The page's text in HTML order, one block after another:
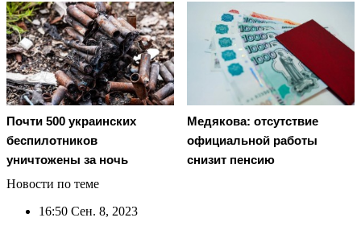
Почти 500 украинских
беспилотников
уничтожены за ночь
Медякова: отсутствие
официальной работы
снизит пенсию
Новости по теме
16:50 Сен. 8, 2023